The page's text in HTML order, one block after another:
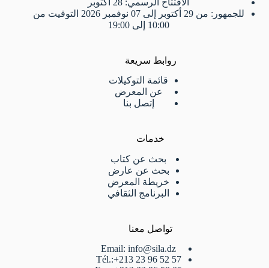
للجمهور: من 29 أكتوبر إلى 07 نوفمبر 2026 التوقيت من
10:00 إلى 19:00
روابط سريعة
قائمة التوكيلات
عن المعرض
إتصل بنا
خدمات
بحث عن كتاب
بحث عن عارض
خريطة المعرض
البرنامج الثقافي
تواصل معنا
Email: info@sila.dz
Tél.:+213 23 96 52 57